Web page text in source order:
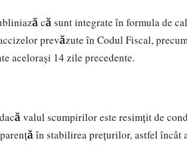
că sunt integrate în formula de
prevăzute în Codul Fiscal,
acelorași 14 zile precedente.
valul scumpirilor este resimțit de
în stabilirea prețurilor, astfel încât